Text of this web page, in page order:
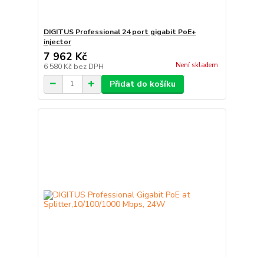
DIGITUS Professional 24 port gigabit PoE+
injector
7 962 Kč
6 580 Kč bez DPH Není skladem
Přidat do košíku